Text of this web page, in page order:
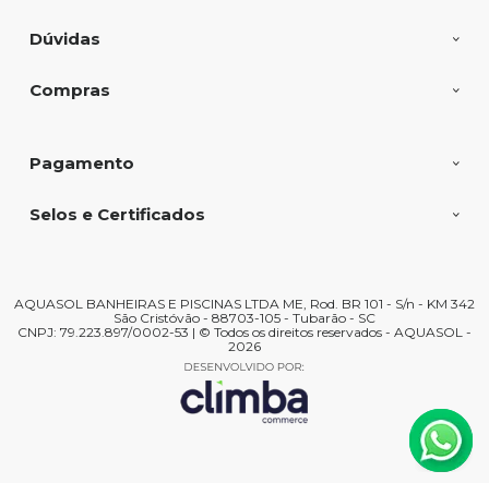
Dúvidas
Compras
Pagamento
Selos e Certificados
AQUASOL BANHEIRAS E PISCINAS LTDA ME, Rod. BR 101 - S/n - KM 342
São Cristóvão - 88703-105 - Tubarão - SC
CNPJ: 79.223.897/0002-53 | © Todos os direitos reservados - AQUASOL -
2026